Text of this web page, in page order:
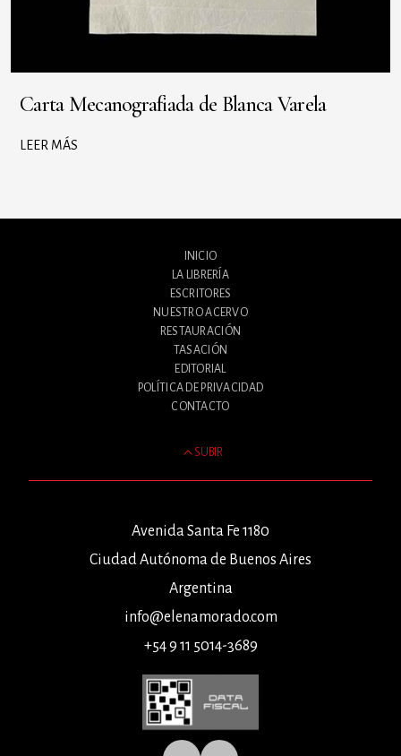
Carta Mecanografiada de Blanca Varela
LEER MÁS
INICIO
LA LIBRERÍA
ESCRITORES
NUESTRO ACERVO
RESTAURACIÓN
TASACIÓN
EDITORIAL
POLÍTICA DE PRIVACIDAD
CONTACTO
SUBIR
Avenida Santa Fe 1180
Ciudad Autónoma de Buenos Aires
Argentina
info@elenamorado.com
+54 9 11 5014-3689